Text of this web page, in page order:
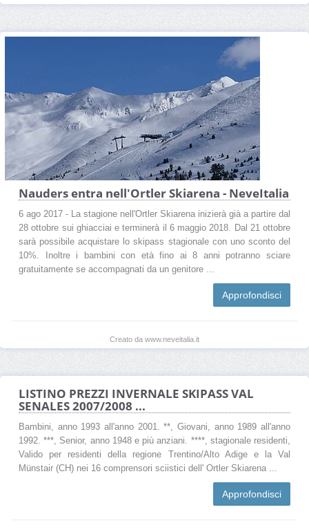
Nauders entra nell'Ortler Skiarena - NeveItalia
6 ago 2017 - La stagione nell'Ortler Skiarena inizierà già a partire dal
28 ottobre sui ghiacciai e terminerà il 6 maggio 2018. Dal 21 ottobre
sarà possibile acquistare lo skipass stagionale con uno sconto del
10%. Inoltre i bambini con età fino ai 8 anni potranno sciare
gratuitamente se accompagnati da un genitore ...
Approfondisci
Creato da www.neveitalia.it
LISTINO PREZZI INVERNALE SKIPASS VAL
SENALES 2007/2008 ...
Bambini, anno 1993 all'anno 2001. **, Giovani, anno 1989 all'anno
1992. ***, Senior, anno 1948 e più anziani. ****, stagionale residenti,
Valido per residenti della regione Trentino/Alto Adige e la Val
Münstair (CH) nei 16 comprensori sciistici dell' Ortler Skiarena ...
Approfondisci